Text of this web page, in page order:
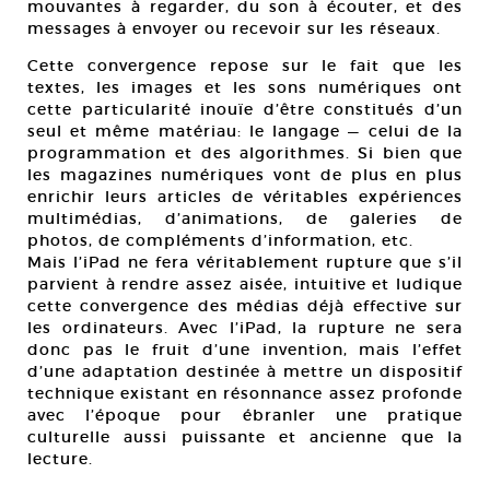
mouvantes à regarder, du son à écouter, et des
messages à envoyer ou recevoir sur les réseaux.
Cette convergence repose sur le fait que les
textes, les images et les sons numériques ont
cette particularité inouïe d’être constitués d’un
seul et même matériau: le langage — celui de la
programmation et des algorithmes. Si bien que
les magazines numériques vont de plus en plus
enrichir leurs articles de véritables expériences
multimédias, d’animations, de galeries de
photos, de compléments d’information, etc.
Mais l’iPad ne fera véritablement rupture que s’il
parvient à rendre assez aisée, intuitive et ludique
cette convergence des médias déjà effective sur
les ordinateurs. Avec l’iPad, la rupture ne sera
donc pas le fruit d’une invention, mais l’effet
d’une adaptation destinée à mettre un dispositif
technique existant en résonnance assez profonde
avec l’époque pour ébranler une pratique
culturelle aussi puissante et ancienne que la
lecture.